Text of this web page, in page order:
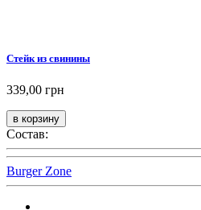
Стейк из свинины
339,00 грн
Состав:
Burger Zone